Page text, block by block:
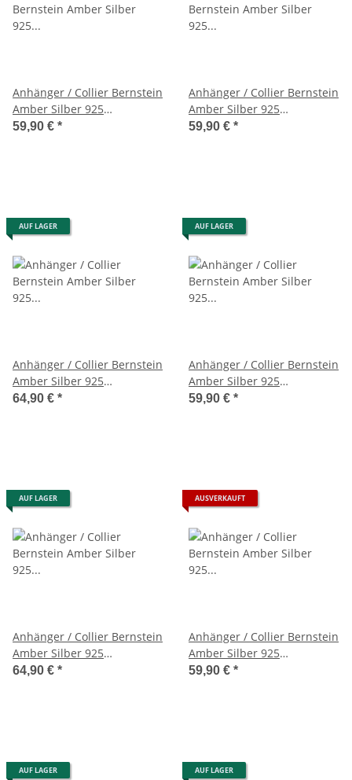
Anhänger / Collier Bernstein
Amber Silber 925
Unikat,Handarbeit (A2186)
59,90 € *
Anhänger / Collier Bernstein
Amber Silber 925
Unikat,Handarbeit (A2188)
59,90 € *
AUF LAGER
Anhänger / Collier Bernstein
Amber Silber 925
Unikat,Handarbeit (A2189)
64,90 € *
AUF LAGER
Anhänger / Collier Bernstein
Amber Silber 925
Unikat,Handarbeit (A2190)
59,90 € *
AUF LAGER
Anhänger / Collier Bernstein
Amber Silber 925
Unikat,Handarbeit (A2191)
64,90 € *
AUSVERKAUFT
Anhänger / Collier Bernstein
Amber Silber 925
Unikat,Handarbeit (A2192)
59,90 € *
AUF LAGER AUF LAGER